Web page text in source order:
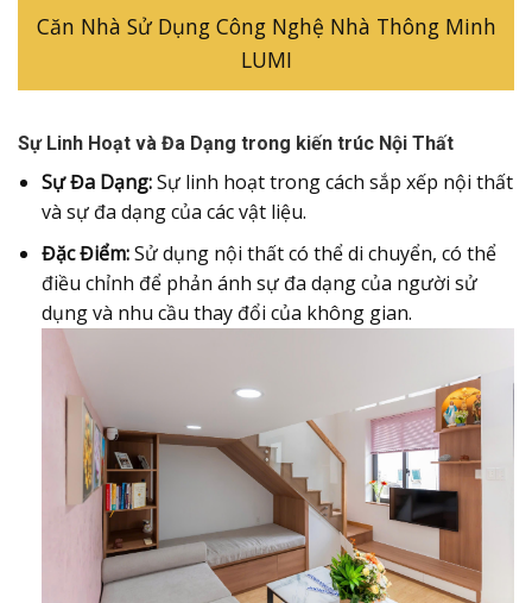
Căn Nhà Sử Dụng Công Nghệ Nhà Thông Minh
LUMI
Sự Linh Hoạt và Đa Dạng trong kiến trúc Nội Thất
Sự Đa Dạng:Sự linh hoạt trong cách sắp xếp nội thất
và sự đa dạng của các vật liệu.
Đặc Điểm:Sử dụng nội thất có thể di chuyển, có thể
điều chỉnh để phản ánh sự đa dạng của người sử
dụng và nhu cầu thay đổi của không gian.